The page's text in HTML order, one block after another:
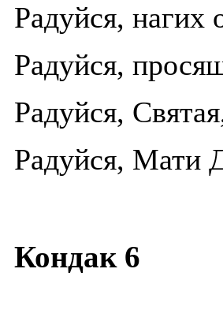
Радуйся, нагих
Радуйся,
Радуйся,
Радуйся, Мати
Кондак 6